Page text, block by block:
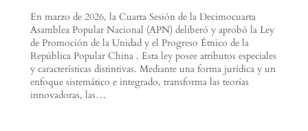
En marzo de 2026, la Cuarta Sesión de la Decimocuarta
Asamblea Popular Nacional (APN) deliberó y aprobó la Ley
de Promoción de la Unidad y el Progreso Étnico de la
República Popular China . Esta ley posee atributos especiales
y características distintivas. Mediante una forma jurídica y un
enfoque sistemático e integrado, transforma las teorías
innovadoras, las…